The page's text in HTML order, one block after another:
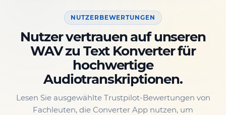
NUTZERBEWERTUNGEN
Nutzer vertrauen auf unseren
WAV zu Text Konverter für
hochwertige
Audiotranskriptionen.
Lesen Sie ausgewählte Trustpilot-Bewertungen von
Fachleuten, die Converter App nutzen, um